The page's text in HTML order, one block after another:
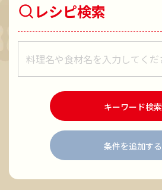
レシピ検索
キーワード検索
条件を追加する